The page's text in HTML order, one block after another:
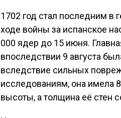
1702 год стал последним в
ходе войны за испанское
000 ядер до 15 июня.
впоследствии 9 августа
вследствие сильных
исследованиям, она имела
высоты, а толщина её стен